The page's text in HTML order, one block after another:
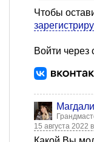
Чтобы
Войти через
15 августа 2022